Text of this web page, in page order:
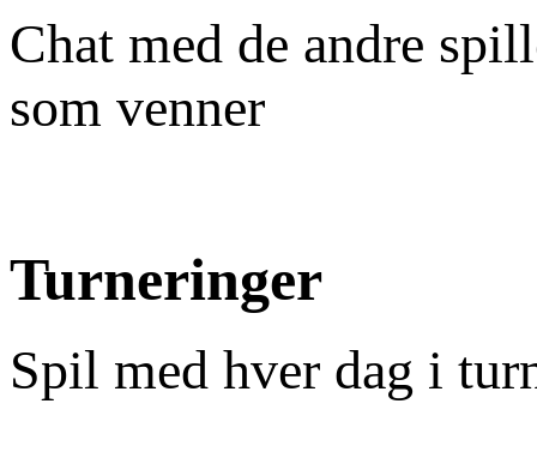
Chat med de andre
som venner
Turneringer
Spil med hver dag i